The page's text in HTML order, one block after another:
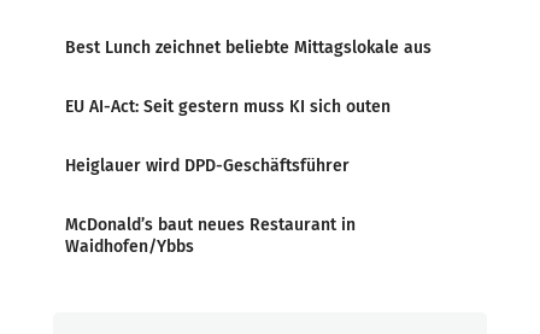
Best Lunch zeichnet beliebte Mittagslokale aus
EU AI-Act: Seit gestern muss KI sich outen
Heiglauer wird DPD-Geschäftsführer
McDonald’s baut neues Restaurant in
Waidhofen/Ybbs